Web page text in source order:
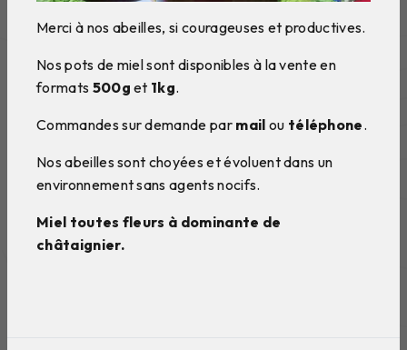
Merci à nos abeilles, si courageuses et productives.
Nos pots de miel sont disponibles à la vente en
formats 500g et 1kg.
Commandes sur demande par mail ou téléphone.
Nos abeilles sont choyées et évoluent dans un
environnement sans agents nocifs.
Miel toutes fleurs à dominante de
châtaignier.